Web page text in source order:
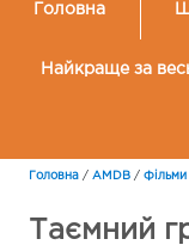
Головна
Найкраще за
Головна / AMDB / Фільми
Таємний